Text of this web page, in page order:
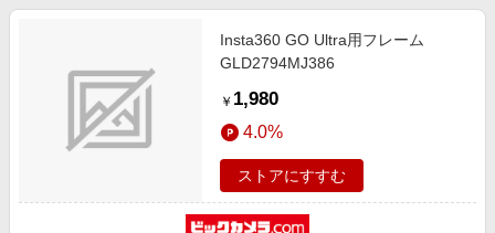
Insta360 GO Ultra用フレーム
GLD2794MJ386
￥ 1,980
4.0%
ストアにすすむ